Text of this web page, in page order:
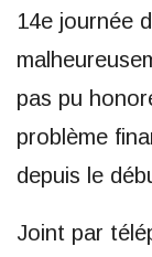
14e journée
pas pu
problème
depuis le
Joint par